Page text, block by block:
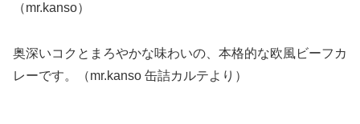
（mr.kanso）
奥深いコクとまろやかな味わいの、本格的な欧風ビーフカ
レーです。（mr.kanso 缶詰カルテより）